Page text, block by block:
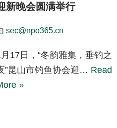
新晚会圆满举行
sec@npo365.cn
17日，“冬韵雅集，垂钓之
”昆山市钓鱼协会迎… Read
»